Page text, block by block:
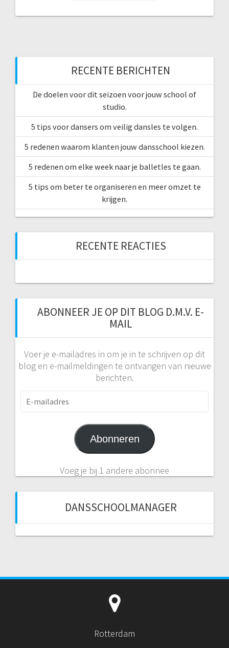
RECENTE BERICHTEN
De doelen voor dit seizoen voor jouw school of
studio.
5 tips voor dansers om veilig dansles te volgen.
5 redenen waarom klanten jouw dansschool kiezen.
5 redenen om elke week naar je balletles te gaan.
5 tips om beter te organiseren en meer omzet te
krijgen.
RECENTE REACTIES
ABONNEER JE OP DIT BLOG D.M.V. E-
MAIL
Voer je e-mailadres in om je in te schrijven op dit
blog en e-mailmeldingen te ontvangen van nieuwe
berichten.
E-
mailadres
Abonneren
Voeg je bij 1 andere abonnee
DANSSCHOOLMANAGER
Rotterdam